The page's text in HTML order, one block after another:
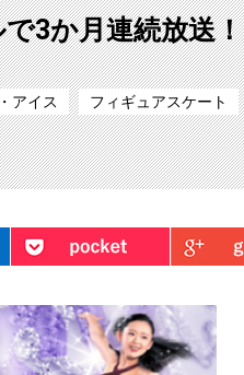
3か月連続放送！
アイス フィギュアスケート
はてブ